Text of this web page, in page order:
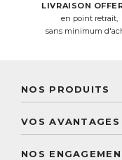
LIVRAISON
en point retrait,
sans minimum
NOS PRODUITS
Laboratoire Landais
VOS AVANTAGES
NOS